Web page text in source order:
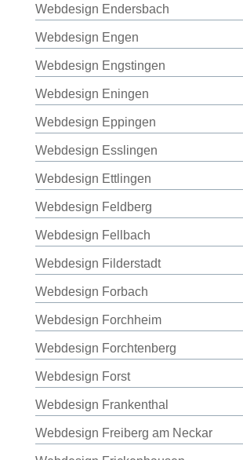
Webdesign Endersbach
Webdesign Engen
Webdesign Engstingen
Webdesign Eningen
Webdesign Eppingen
Webdesign Esslingen
Webdesign Ettlingen
Webdesign Feldberg
Webdesign Fellbach
Webdesign Filderstadt
Webdesign Forbach
Webdesign Forchheim
Webdesign Forchtenberg
Webdesign Forst
Webdesign Frankenthal
Webdesign Freiberg am Neckar